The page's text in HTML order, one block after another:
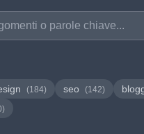
(184) seo (142)